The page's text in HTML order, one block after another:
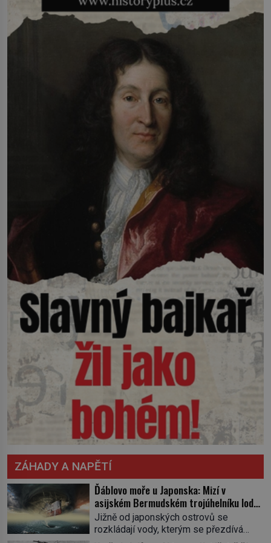
ZÁHADY A NAPĚTÍ
Ďáblovo moře u Japonska: Mizí v
asijském Bermudském trojúhelníku lodě
ve spárech neznámé síly?
Jižně od japonských ostrovů se
rozkládají vody, kterým se přezdívá